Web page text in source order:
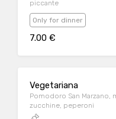
piccante
Only for dinner
7.00 €
Vegetariana
Pomodoro San Marzano,
zucchine, peperoni